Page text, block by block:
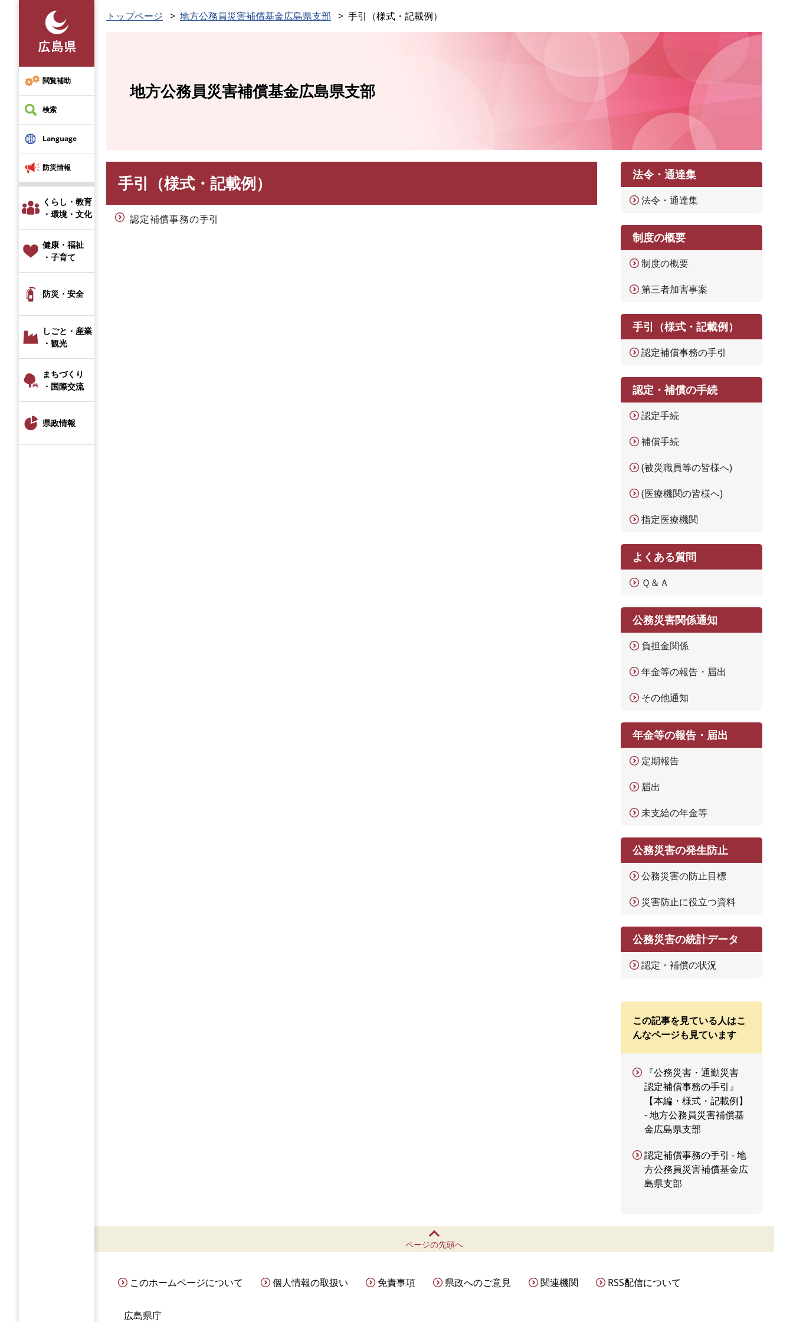
先
頭
で
す
閲覧補助
検索
Language
防災情報
くらし・教育
・環境・文化
健康・福祉
・子育て
防災・安全
しごと・産業
・観光
まちづくり
・国際交流
県政情報
トップページ 地方公務員災害補償基金広島県支部 手引（様式・記載例）
地方公務員災害補償基金広島県支部
手引（様式・記載例）
認定補償事務の手引
法令・通達集
法令・通達集
制度の概要
制度の概要
第三者加害事案
手引（様式・記載例）
認定補償事務の手引
認定・補償の手続
認定手続
補償手続
(被災職員等の皆様へ)
(医療機関の皆様へ)
指定医療機関
よくある質問
Ｑ＆Ａ
公務災害関係通知
負担金関係
年金等の報告・届出
その他通知
年金等の報告・届出
定期報告
届出
未支給の年金等
公務災害の発生防止
公務災害の防止目標
災害防止に役立つ資料
公務災害の統計データ
認定・補償の状況
この記事を見ている人はこ
んなページも見ています
『公務災害・通勤災害
認定補償事務の手引』
【本編・様式・記載例】
- 地方公務員災害補償基
金広島県支部
認定補償事務の手引 - 地
方公務員災害補償基金広
島県支部
ページの先頭へ
このホームページについて 個人情報の取扱い 免責事項 県政へのご意見 関連機関 RSS配信について
広島県庁